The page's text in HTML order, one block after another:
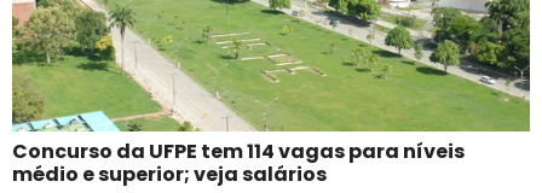
Concurso da UFPE tem 114 vagas para níveis
médio e superior; veja salários